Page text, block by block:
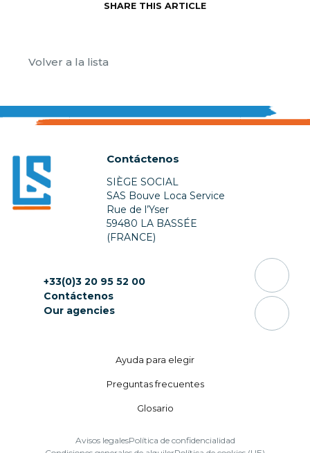
SHARE THIS ARTICLE
Volver a la lista
Contáctenos
SIÈGE SOCIAL
SAS Bouve Loca Service
Rue de l’Yser
59480 LA BASSÉE
(FRANCE)
+33(0)3 20 95 52 00
Contáctenos
Our agencies
Ayuda para elegir
Preguntas frecuentes
Glosario
Avisos legalesPolítica de confidencialidad